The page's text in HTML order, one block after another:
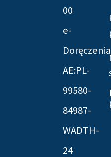
00
e-
AE:PL-
99580-
84987-
WADTH-
24